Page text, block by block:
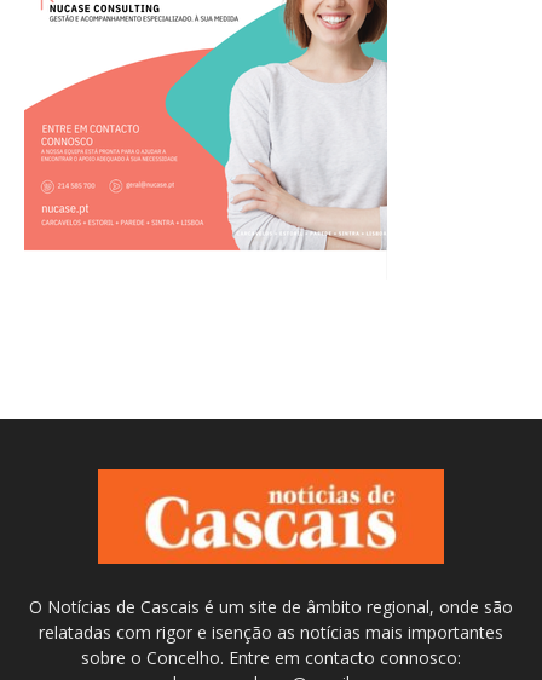
O Notícias de Cascais é um site de âmbito regional, onde são
relatadas com rigor e isenção as notícias mais importantes
sobre o Concelho. Entre em contacto connosco: